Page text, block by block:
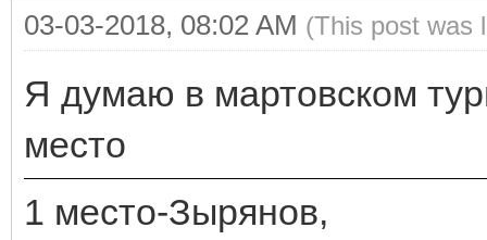
03-03-2018, 08:02 AM (This post was
Я думаю в мартовском
место
1 место-Зырянов,